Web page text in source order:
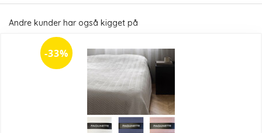
Andre kunder har også kigget på
-33%